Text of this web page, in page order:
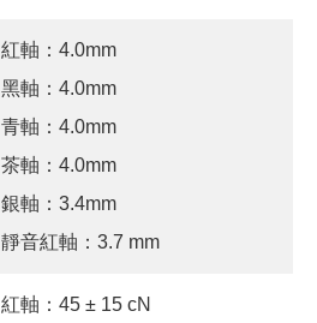
紅軸：4.0mm
黑軸：4.0mm
青軸：4.0mm
茶軸：4.0mm
銀軸：3.4mm
靜音紅軸：3.7 mm
紅軸：45 ± 15 cN